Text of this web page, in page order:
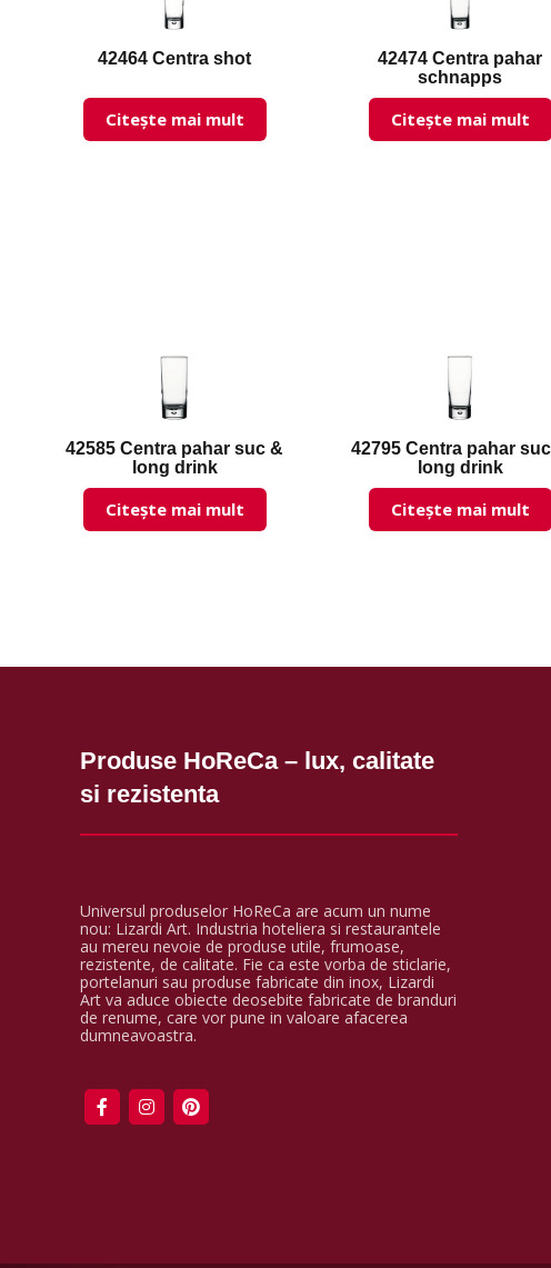
42464 Centra shot
Citește mai mult
42474 Centra pahar
schnapps
Citește mai mult
42585 Centra pahar suc &
long drink
Citește mai mult
42795 Centra pahar
long drink
Citește mai mult
Produse HoReCa – lux, calitate
si rezistenta
Universul produselor HoReCa are acum un nume
nou: Lizardi Art. Industria hoteliera si restaurantele
au mereu nevoie de produse utile, frumoase,
rezistente, de calitate. Fie ca este vorba de sticlarie,
portelanuri sau produse fabricate din inox, Lizardi
Art va aduce obiecte deosebite fabricate de branduri
de renume, care vor pune in valoare afacerea
dumneavoastra.